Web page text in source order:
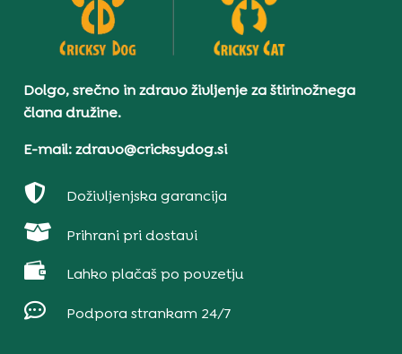
Dolgo, srečno in zdravo življenje za štirinožnega
člana družine.
E-mail: zdravo@cricksydog.si
 Doživljenjska garancija
 Prihrani pri dostavi
 Lahko plačaš po povzetju
 Podpora strankam 24/7